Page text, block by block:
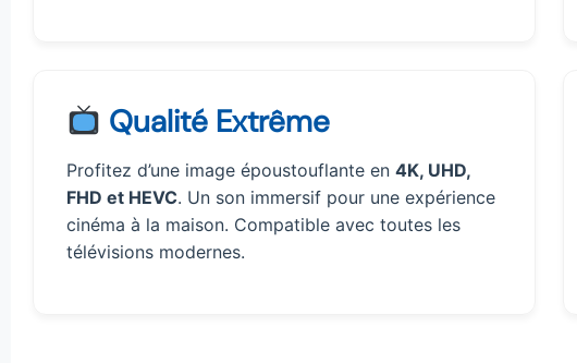
Qualité Extrême
Profitez d’une image époustouflante en 4K, UHD,
FHD et HEVC. Un son immersif pour une expérience
cinéma à la maison. Compatible avec toutes les
télévisions modernes.